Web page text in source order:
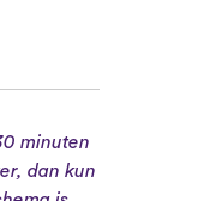
minuten
dan kun